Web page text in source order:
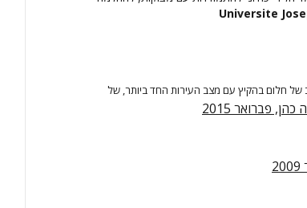
של חלום בהקיץ עם מצב העירות החד ביותר, של
פברואר 2015